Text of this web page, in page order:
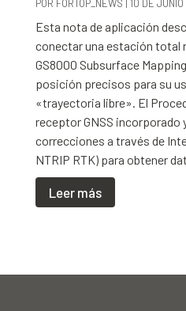
POR FORTOP_NEWS | 10 DE
Esta nota de aplicación
conectar una estación total
GS8000 Subsurface
posición precisos para su
«trayectoria libre». El
receptor GNSS
correcciones a través de
NTRIP RTK) para obtener
Leer más